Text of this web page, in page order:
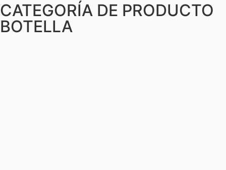
CATEGORÍA DE PRODUCTO
BOTELLA